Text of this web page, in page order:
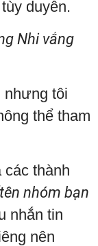
duyên.
Nhi vắng
nhưng tôi
thể tham
thành
nhóm bạn
nhắn tin
nên